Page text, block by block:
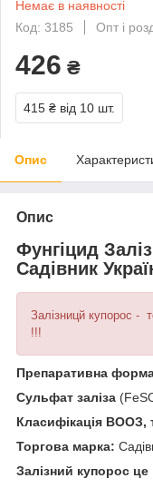
Немає в наявності
Код: 3185
Опт і
426 ₴
415 ₴ від 10 шт.
Опис
Опис
Фунгіцид
Садівник
Залізницй купорос -
!!!
Препаративна
Сульфат заліза
Класифікація ВООЗ,
Торгова марка:
Залізний купорос це